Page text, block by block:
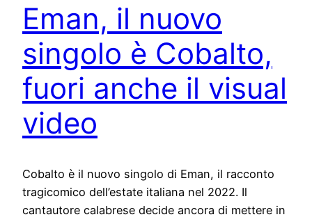
Eman, il nuovo
singolo è Cobalto,
fuori anche il visual
video
Cobalto è il nuovo singolo di Eman, il racconto
tragicomico dell’estate italiana nel 2022. Il
cantautore calabrese decide ancora di mettere in